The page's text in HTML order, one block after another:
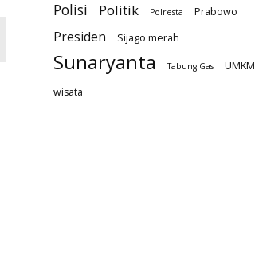
Polisi
Politik Polresta Prabowo
Presiden Sijago merah
Sunaryanta Tabung Gas
UMKM
wisata